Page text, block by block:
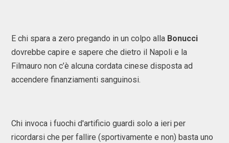
E chi spara a zero pregando in un colpo alla Bonucci
dovrebbe capire e sapere che dietro il Napoli e la
Filmauro non c’è alcuna cordata cinese disposta ad
accendere finanziamenti sanguinosi.
Chi invoca i fuochi d'artificio guardi solo a ieri per
ricordarsi che per fallire (sportivamente e non) basta uno